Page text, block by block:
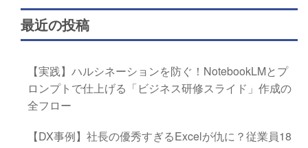
最近の投稿
【実践】ハルシネーションを防ぐ！NotebookLMとプ
ロンプトで仕上げる「ビジネス研修スライド」作成の
全フロー
【DX事例】社長の優秀すぎるExcelが仇に？従業員18